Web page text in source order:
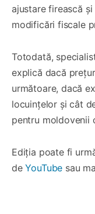
ajustare firească
modificări fiscale
Totodată,
explică dacă
următoare, dacă
locuințelor și cât
pentru moldovenii
Ediția poate fi
deYouTube sau